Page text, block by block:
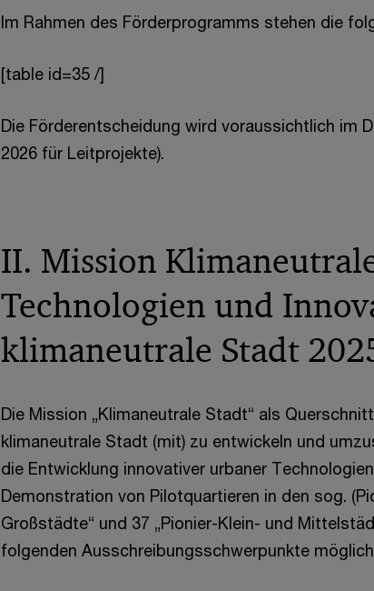
Im Rahmen des Förderprogramms stehen die
[table id=35 /]
Die Förderentscheidung wird voraussichtlich im
2026 für Leitprojekte).
II. Mission
Technologien und
klimaneutrale Stadt
Die Mission „Klimaneutrale Stadt“ als
klimaneutrale Stadt (mit) zu entwickeln und
die Entwicklung innovativer urbaner
Demonstration von Pilotquartieren in den sog.
Großstädte“ und 37 „Pionier-Klein- und
folgenden Ausschreibungsschwerpunkte